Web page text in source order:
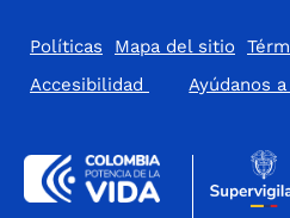
Políticas Mapa del sitio
Accesibilidad
​Ayúdanos